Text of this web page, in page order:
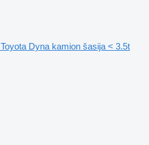
Toyota Dyna kamion šasija < 3.5t